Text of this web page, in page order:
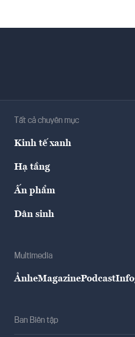
Tất cả chuyên mục
Kinh tế xanh
Hạ tầng
Ấn phẩm
Dân sinh
Multimedia
ẢnheMagazinePodcast
Ban Biên tập